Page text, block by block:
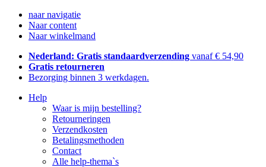
naar navigatie
Naar content
Naar winkelmand
Nederland: Gratis standaardverzending vanaf € 54,90
Gratis retourneren
Bezorging binnen 3 werkdagen.
Help
Waar is mijn bestelling?
Retourneringen
Verzendkosten
Betalingsmethoden
Contact
Alle help-thema`s